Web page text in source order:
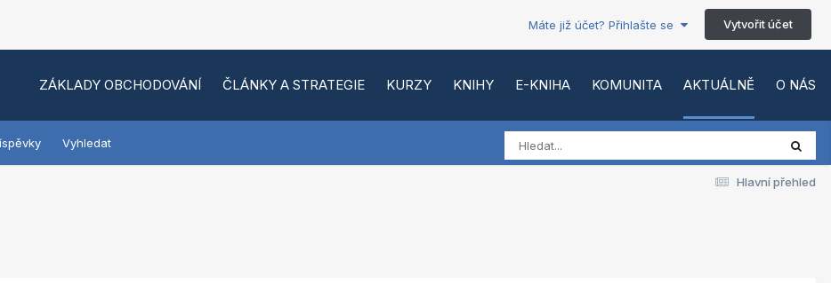
Máte již účet? Přihlašte se Vytvořit účet
ZÁKLADY OBCHODOVÁNÍ ČLÁNKY A STRATEGIE KURZY KNIHY E-KNIHA KOMUNITA AKTUÁLNĚ O NÁS
Vyhledat
Hlavní přehled